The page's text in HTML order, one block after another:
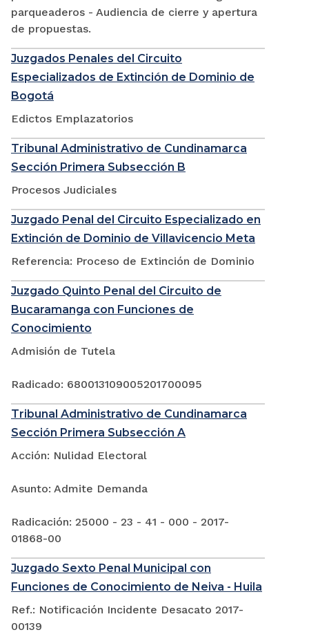
parqueaderos - Audiencia de cierre y apertura
de propuestas.
Juzgados Penales del Circuito
Especializados de Extinción de Dominio de
Bogotá
Edictos Emplazatorios
Tribunal Administrativo de Cundinamarca
Sección Primera Subsección B
Procesos Judiciales
Juzgado Penal del Circuito Especializado en
Extinción de Dominio de Villavicencio Meta
Referencia: Proceso de Extinción de Dominio
Juzgado Quinto Penal del Circuito de
Bucaramanga con Funciones de
Conocimiento
Admisión de Tutela
Radicado: 680013109005201700095
Tribunal Administrativo de Cundinamarca
Sección Primera Subsección A
Acción: Nulidad Electoral
Asunto: Admite Demanda
Radicación: 25000 - 23 - 41 - 000 - 2017-
01868-00
Juzgado Sexto Penal Municipal con
Funciones de Conocimiento de Neiva - Huila
Ref.: Notificación Incidente Desacato 2017-
00139